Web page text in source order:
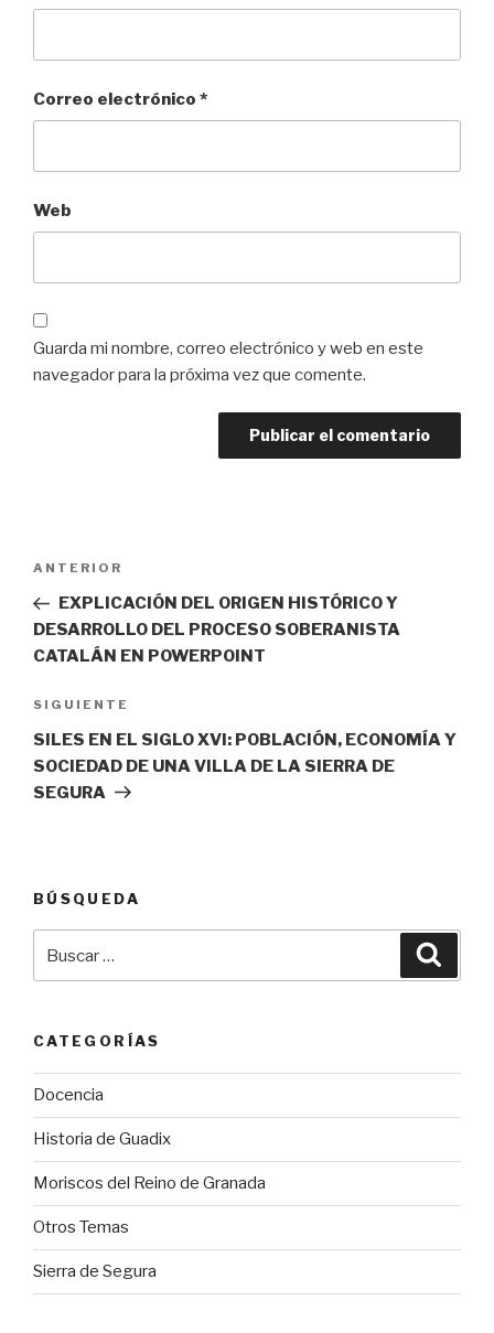
Correo electrónico *
Web
Guarda mi nombre, correo electrónico y web en este
navegador para la próxima vez que comente.
entradas
Entrada
anterior:
ANTERIOR
EXPLICACIÓN DEL ORIGEN HISTÓRICO Y
DESARROLLO DEL PROCESO SOBERANISTA
CATALÁN EN POWERPOINT
Siguiente
entrada
SIGUIENTE
SILES EN EL SIGLO XVI: POBLACIÓN, ECONOMÍA Y
SOCIEDAD DE UNA VILLA DE LA SIERRA DE
SEGURA
BÚSQUEDA
por:
CATEGORÍAS
Docencia
Historia de Guadix
Moriscos del Reino de Granada
Otros Temas
Sierra de Segura